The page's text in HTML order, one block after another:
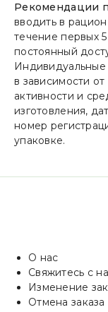
Рекомендации
вводить в
течение первых
постоянный
Индивидуальные
в зависимости
активности и
изготовления,
номер
упаковке.
О нас
Свяжитесь с
Изменение
Отмена заказа